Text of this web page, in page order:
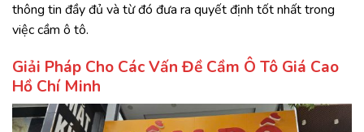
thông tin đầy đủ và từ đó đưa ra quyết định tốt nhất trong
việc cầm ô tô.
Giải Pháp Cho Các Vấn Đề Cầm Ô Tô Giá Cao
Hồ Chí Minh